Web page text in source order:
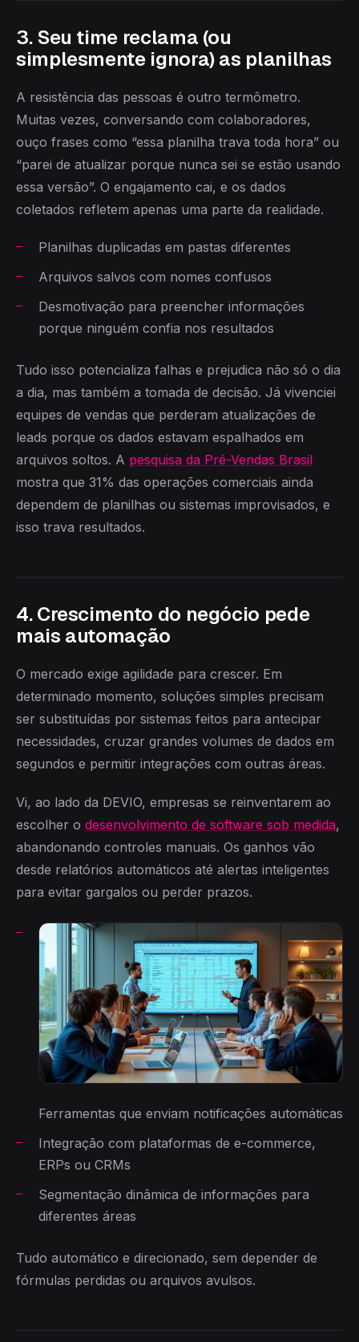
3. Seu time reclama (ou
simplesmente ignora) as planilhas
A resistência das pessoas é outro termômetro.
Muitas vezes, conversando com colaboradores,
ouço frases como “essa planilha trava toda hora” ou
“parei de atualizar porque nunca sei se estão usando
essa versão”. O engajamento cai, e os dados
coletados refletem apenas uma parte da realidade.
Planilhas duplicadas em pastas diferentes
Arquivos salvos com nomes confusos
Desmotivação para preencher informações
porque ninguém confia nos resultados
Tudo isso potencializa falhas e prejudica não só o dia
a dia, mas também a tomada de decisão. Já vivenciei
equipes de vendas que perderam atualizações de
leads porque os dados estavam espalhados em
arquivos soltos. A pesquisa da Pré-Vendas Brasil
mostra que 31% das operações comerciais ainda
dependem de planilhas ou sistemas improvisados, e
isso trava resultados.
4. Crescimento do negócio pede
mais automação
O mercado exige agilidade para crescer. Em
determinado momento, soluções simples precisam
ser substituídas por sistemas feitos para antecipar
necessidades, cruzar grandes volumes de dados em
segundos e permitir integrações com outras áreas.
Vi, ao lado da DEVIO, empresas se reinventarem ao
escolher o desenvolvimento de software sob medida,
abandonando controles manuais. Os ganhos vão
desde relatórios automáticos até alertas inteligentes
para evitar gargalos ou perder prazos.
Ferramentas que enviam notificações automáticas
Integração com plataformas de e-commerce,
ERPs ou CRMs
Segmentação dinâmica de informações para
diferentes áreas
Tudo automático e direcionado, sem depender de
fórmulas perdidas ou arquivos avulsos.